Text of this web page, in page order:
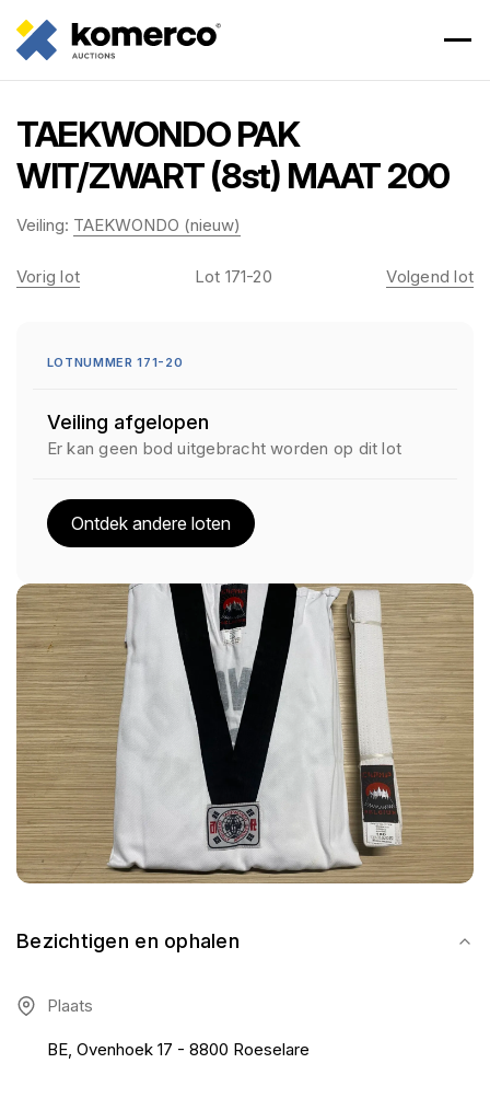
TAEKWONDO PAK
WIT/ZWART (8st) MAAT 200
Veiling: TAEKWONDO (nieuw)
Bezichtigen en ophalen
Plaats
BE, Ovenhoek 17 - 8800 Roeselare
Vorig lot Lot 171-20 Volgend lot
LOTNUMMER 171-20
Veiling afgelopen
Er kan geen bod uitgebracht worden op dit lot
Ontdek andere loten